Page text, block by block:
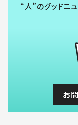
“人”のグッドニ
お